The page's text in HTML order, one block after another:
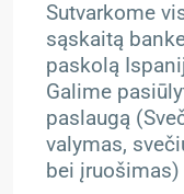
Sutvarkome
sąskaitą
paskolą
Galime
paslaugą
valymas,
bei įruošimas)